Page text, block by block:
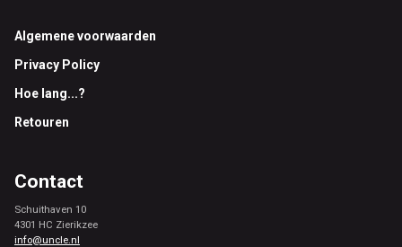
Footer
Algemene voorwaarden
Privacy Policy
Hoe lang...?
Retouren
Contact
Schuithaven 10
4301 HC Zierikzee
info@uncle.nl